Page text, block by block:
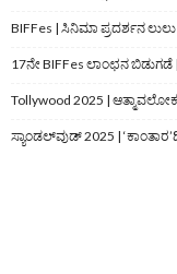
BIFFes | ಸಿನಿಮಾ ಪ್ರದರ್ಶನ
17ನೇ BIFFes ಲಾಂಛನ
Tollywood 2025 |
ಸ್ಯಾಂಡಲ್‌ವುಡ್‌ 2025 |